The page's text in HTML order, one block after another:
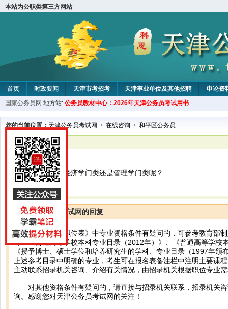
本站为公职类第三方网站
首页 时政要闻 天津市考招考 天津事业单位及其他招聘 申论资
教材中心
国家公务员网 地方站: 公务员教材中心：2026年天津公务员考试用书
您的当前位置： 天津公务员考试网 > 在线咨询 > 和平区公务员
已解决
和平区公务员
国际商务硕士算经济学门类还是管理学门类呢？
天津公务员考试网的回复
您好，对《招考职位表》中专业资格条件有疑问的，可参考教育部
有：《普通高等学校本科专业目录（2012年）》、《普通高等学校
《授予博士、硕士学位和培养研究生的学科、专业目录（1997年颁
上述参考目录中明确的专业，考生可在报名表备注栏中注明主要课
主动联系招录机关咨询、介绍有关情况，由招录机关根据职位专业
对其他资格条件有疑问的，请直接与招录机关联系，招录机关咨
询。感谢您对天津公务员考试网的关注！